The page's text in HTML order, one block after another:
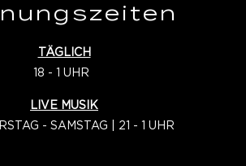
TÄGLICH
18 - 1 UHR
LIVE MUSIK
- SAMSTAG | 21 - 1 UHR